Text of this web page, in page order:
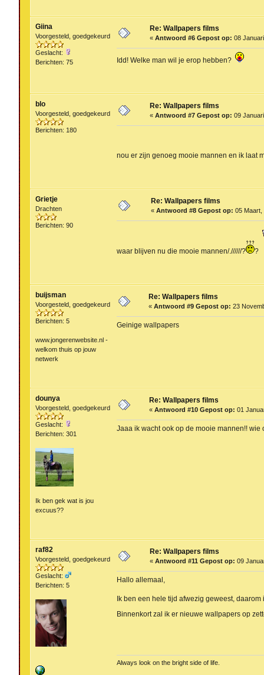
Giina
Voorgesteld, goedgekeurd
Geslacht:
Berichten: 75
Re: Wallpapers films
« Antwoord #6 Gepost op: 08
Idd! Welke man wil je erop hebben?
blo
Voorgesteld, goedgekeurd
Berichten: 180
Re: Wallpapers films
« Antwoord #7 Gepost op: 09
nou er zijn genoeg mooie mannen en ik laat
Grietje
Drachten
Berichten: 90
Re: Wallpapers films
« Antwoord #8 Gepost op: 05 Maart,
waar blijven nu die mooie mannen/.//////? ?
buijsman
Voorgesteld, goedgekeurd
Berichten: 5
www.jongerenwebsite.nl -
welkom thuis op jouw
netwerk
Re: Wallpapers films
« Antwoord #9 Gepost op: 23
Geinige wallpapers
dounya
Voorgesteld, goedgekeurd
Geslacht:
Berichten: 301
Ik ben gek wat is jou
excuus??
Re: Wallpapers films
« Antwoord #10 Gepost op: 01
Jaaa ik wacht ook op de mooie mannen!! wie
raf82
Voorgesteld, goedgekeurd
Geslacht:
Berichten: 5
Re: Wallpapers films
« Antwoord #11 Gepost op: 09
Hallo allemaal,
Ik ben een hele tijd afwezig geweest,
Binnenkort zal ik er nieuwe wallpapers op
Always look on the bright side of life.